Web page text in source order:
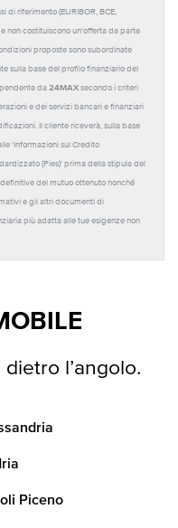
di riferimento (EURIBOR, BCE,
non costituiscono un'offerta da parte
proposte sono subordinate
sulla base del profilo finanziario del
da 24MAX secondo i criteri
e dei servizi bancari e finanziari
Il cliente riceverà, sulla base
'Informazioni sul Credito
(Pies)' prima della stipula del
del mutuo ottenuto nonché
e gli altri documenti di
più adatta alle tue esigenze non
l’angolo.
Piceno